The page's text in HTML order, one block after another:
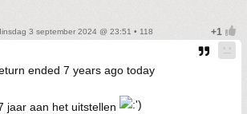
3 september 2024 @ 23:51 • 118
ended 7 years ago today
jaar aan het uitstellen